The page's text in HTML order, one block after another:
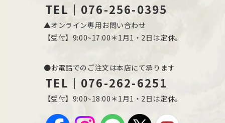
TEL｜076-256-0395
▲オンライン専用お問い合わせ
【受付】9:00~17:00＊1月1・2日は定休。
●お電話でのご注文は本店にて承ります
TEL｜076-262-6251
【受付】9:00~18:00＊1月1・2日は定休。